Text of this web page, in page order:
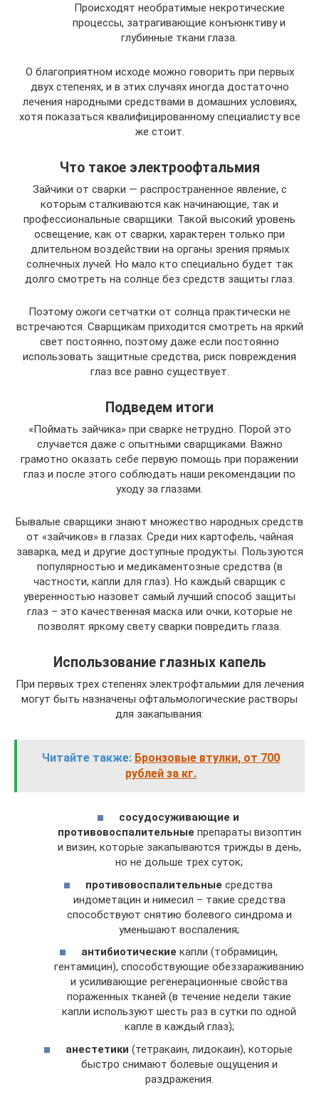
Происходят необратимые некротические
процессы, затрагивающие конъюнктиву и
глубинные ткани глаза.
О благоприятном исходе можно говорить при первых
двух степенях, и в этих случаях иногда достаточно
лечения народными средствами в домашних условиях,
хотя показаться квалифицированному специалисту все
же стоит.
Что такое электроофтальмия
Зайчики от сварки — распространенное явление, с
которым сталкиваются как начинающие, так и
профессиональные сварщики. Такой высокий уровень
освещение, как от сварки, характерен только при
длительном воздействии на органы зрения прямых
солнечных лучей. Но мало кто специально будет так
долго смотреть на солнце без средств защиты глаз.
Поэтому ожоги сетчатки от солнца практически не
встречаются. Сварщикам приходится смотреть на яркий
свет постоянно, поэтому даже если постоянно
использовать защитные средства, риск повреждения
глаз все равно существует.
Подведем итоги
«Поймать зайчика» при сварке нетрудно. Порой это
случается даже с опытными сварщиками. Важно
грамотно оказать себе первую помощь при поражении
глаз и после этого соблюдать наши рекомендации по
уходу за глазами.
Бывалые сварщики знают множество народных средств
от «зайчиков» в глазах. Среди них картофель, чайная
заварка, мед и другие доступные продукты. Пользуются
популярностью и медикаментозные средства (в
частности, капли для глаз). Но каждый сварщик с
уверенностью назовет самый лучший способ защиты
глаз – это качественная маска или очки, которые не
позволят яркому свету сварки повредить глаза.
Использование глазных капель
При первых трех степенях электрофтальмии для лечения
могут быть назначены офтальмологические растворы
для закапывания:
Читайте также: Бронзовые втулки, от 700
рублей за кг.
сосудосуживающие и
противовоспалительные препараты визоптин
и визин, которые закапываются трижды в день,
но не дольше трех суток;
противовоспалительные средства
индометацин и нимесил – такие средства
способствуют снятию болевого синдрома и
уменьшают воспаления;
антибиотические капли (тобрамицин,
гентамицин), способствующие обеззараживанию
и усиливающие регенерационные свойства
пораженных тканей (в течение недели такие
капли используют шесть раз в сутки по одной
капле в каждый глаз);
анестетики (тетракаин, лидокаин), которые
быстро снимают болевые ощущения и
раздражения.